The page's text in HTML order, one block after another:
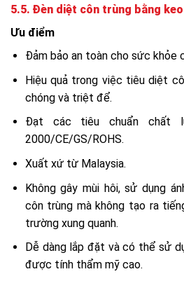
5.5. Đèn diệt côn trùng bằng
Ưu điểm
Đảm bảo an toàn cho sức khỏe
Hiệu quả trong việc tiêu diệt
chóng và triệt để.
Đạt các tiêu chuẩn chất
2000/CE/GS/ROHS.
Xuất xứ từ Malaysia.
Không gây mùi hôi, sử dụng
côn trùng mà không tạo ra
trường xung quanh.
Dễ dàng lắp đặt và có thể sử
được tính thẩm mỹ cao.